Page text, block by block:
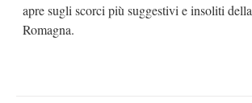
apre sugli scorci più suggestivi e insoliti della
Romagna.